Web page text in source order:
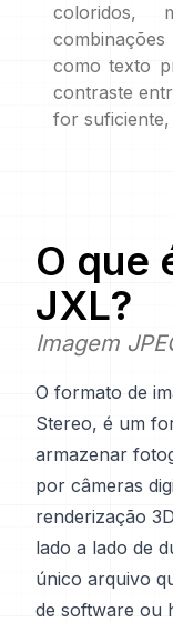
coloridos,
como texto
contraste
for suficiente,
O que
JXL?
Imagem
O formato de
Stereo, é um
armazenar
por câmeras
renderização
lado a lado de
único arquivo
de software ou